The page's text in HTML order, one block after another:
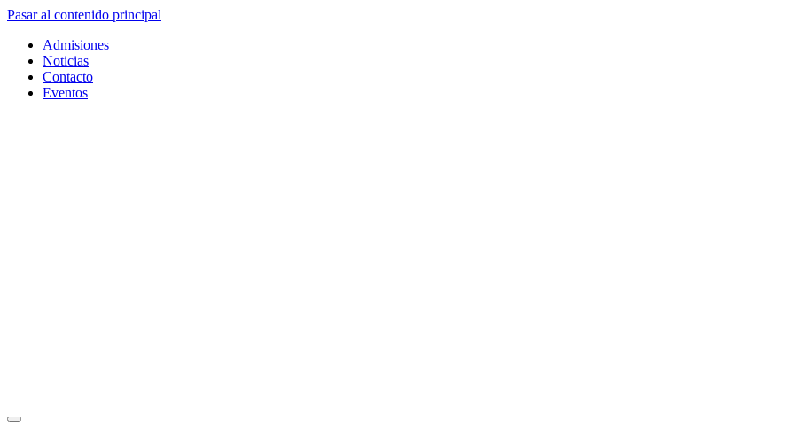
Pasar al contenido principal
Admisiones
Noticias
Contacto
Eventos